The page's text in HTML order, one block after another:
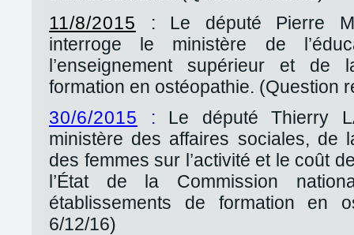
11/8/2015 : Le député Pierre
interroge le ministère de
l’enseignement supérieur et
formation en ostéopathie. (Question
30/6/2015 : Le député Thierry
ministère des affaires sociales, de
des femmes sur l’activité et le coût
l’État de la Commission
établissements de formation en
6/12/16)